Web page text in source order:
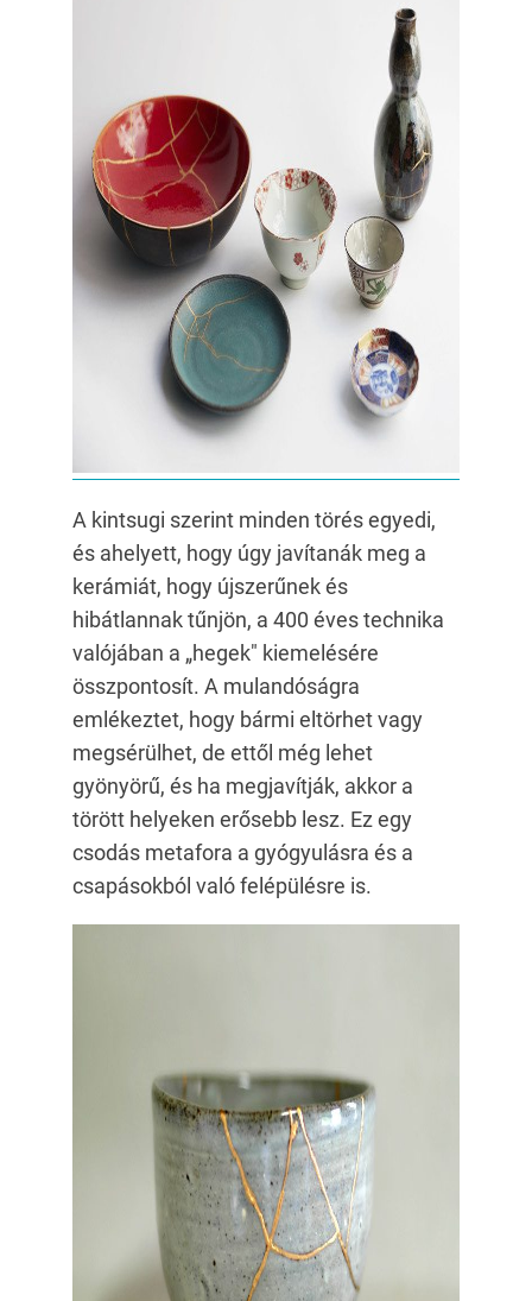
A kintsugi szerint minden törés egyedi,
és ahelyett, hogy úgy javítanák meg a
kerámiát, hogy újszerűnek és
hibátlannak tűnjön, a 400 éves technika
valójában a „hegek" kiemelésére
összpontosít. A mulandóságra
emlékeztet, hogy bármi eltörhet vagy
megsérülhet, de ettől még lehet
gyönyörű, és ha megjavítják, akkor a
törött helyeken erősebb lesz. Ez egy
csodás metafora a gyógyulásra és a
csapásokból való felépülésre is.